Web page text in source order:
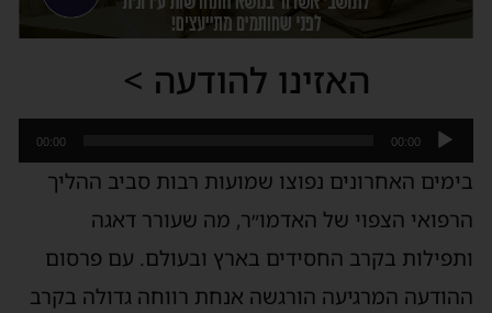
האזינו להודעה >
אודיו
00:00
00:00
בימים האחרונים נפוצו שמועות רבות סביב ההליך
הרפואי הצפוי של האדמו״ר, מה שעורר דאגה
ותפילות בקרב החסידים בארץ ובעולם. עם פרסום
ההודעה המרגיעה הורגשה אנחת רווחה גדולה בקרב